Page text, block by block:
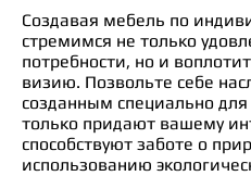
Создавая мебель по
стремимся не только
потребности, но и
визию. Позвольте себе
созданным специально
только придают вашему
способствуют заботе о
использованию